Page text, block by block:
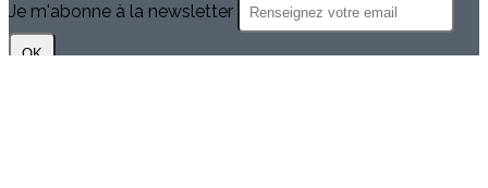
Je m'abonne à la newsletter
OK